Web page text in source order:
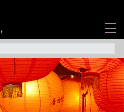
點專欄
點企劃
會企業